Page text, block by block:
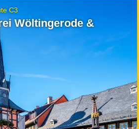
C3
Wöltingerode &